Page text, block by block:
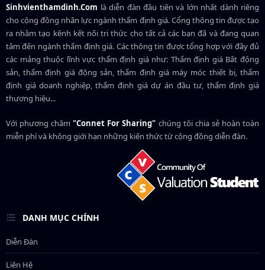
Sinhvienthamdinh.Com là diễn đàn đầu tiên và lớn nhất dành riêng
cho cộng đồng nhân lực ngànhthẩm định giá. Cổng thông tin được tạo
ra nhằm tạo kênh kết nối tri thức cho tất cả các bạn đã và đang quan
tâm đến ngành thẩm định giá. Các thông tin được tổng hợp với đầy đủ
các mảng thuộc lĩnh vực thẩm định giá như: Thẩm định giá Bất động
sản, thẩm định giá động sản, thẩm định giá máy móc thiết bị, thẩm
định giá doanh nghiệp, thẩm định giá dự án đầu tư, thẩm định giá
thương hiệu...
Với phương châm"Connet For Sharing" chúng tôi chia sẻ hoàn toàn
miễn phí và không giới hạn những kiến thức từ cộng đồng diễn đàn.
DANH MỤC CHÍNH
Diễn Đàn
Liên Hệ